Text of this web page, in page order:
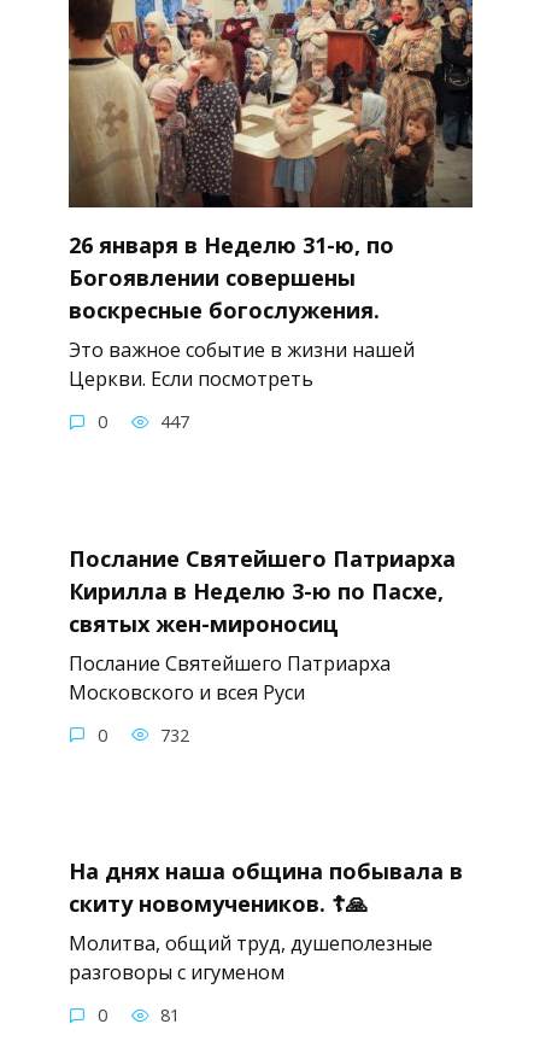
26 января в Неделю 31-ю, по
Богоявлении совершены
воскресные богослужения.
Это важное событие в жизни нашей
Церкви. Если посмотреть
0 447
Послание Святейшего Патриарха
Кирилла в Неделю 3-ю по Пасхе,
святых жен-мироносиц
Послание Святейшего Патриарха
Московского и всея Руси
0 732
На днях наша община побывала в
скиту новомучеников. ☦️🙏
Молитва, общий труд, душеполезные
разговоры с игуменом
0 81